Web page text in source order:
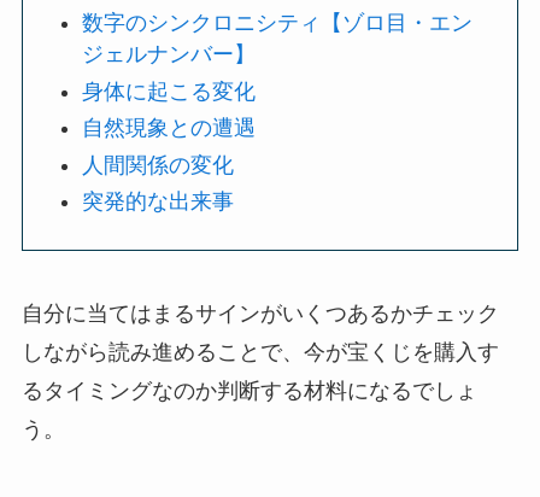
数字のシンクロニシティ【ゾロ目・エン
ジェルナンバー 】
身体に起こる変化
自然現象との遭遇
人間関係の変化
突発的な出来事
自分に当てはまるサインがいくつあるかチェック
しながら読み進めることで、今が宝くじを購入す
るタイミングなのか判断する材料になるでしょ
う。